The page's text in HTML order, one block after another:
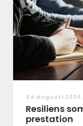
04 augusti 2026
Resiliens
prestation